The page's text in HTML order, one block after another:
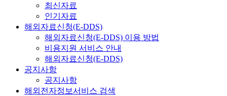
최신자료
인기자료
해외자료신청(E-DDS)
해외자료신청(E-DDS) 이용 방법
비용지원 서비스 안내
해외자료신청(E-DDS)
공지사항
공지사항
해외전자정보서비스 검색